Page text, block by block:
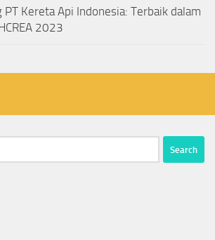
PT Kereta Api Indonesia: Terbaik dalam
2023